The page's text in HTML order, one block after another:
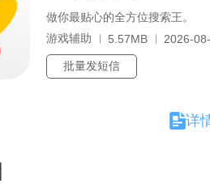
做你最贴心的全方位搜索王。
游戏辅助
5.57MB 2026-
批量发短信
详